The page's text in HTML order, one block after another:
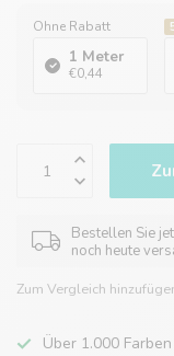
Ohne Rabatt
1 Meter
€0,44
Bestellen Sie
noch heute
Zum Vergleich
Über 1.000